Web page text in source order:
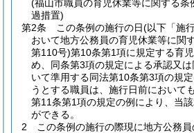
(福山市職員の育児休業等に関する条
過措置)
第2条
この条例の施行の日(以下「施
おいて地方公務員の育児休業等に関
第110号)第10条第1項に規定する育
め、同条第3項の規定による承認又
いて準用する同法第10条第3項の規
うとする職員は、施行日前において
第11条第1項の規定の例により、当
ができる。
2
この条例の施行の際現に地方公務